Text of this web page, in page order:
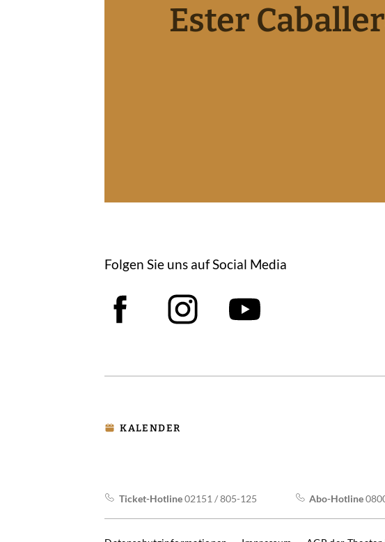
Ester
Folgen Sie uns auf Social Media
KALENDER
Ticket-Hotline02151 / 805-125 Abo-Hotline